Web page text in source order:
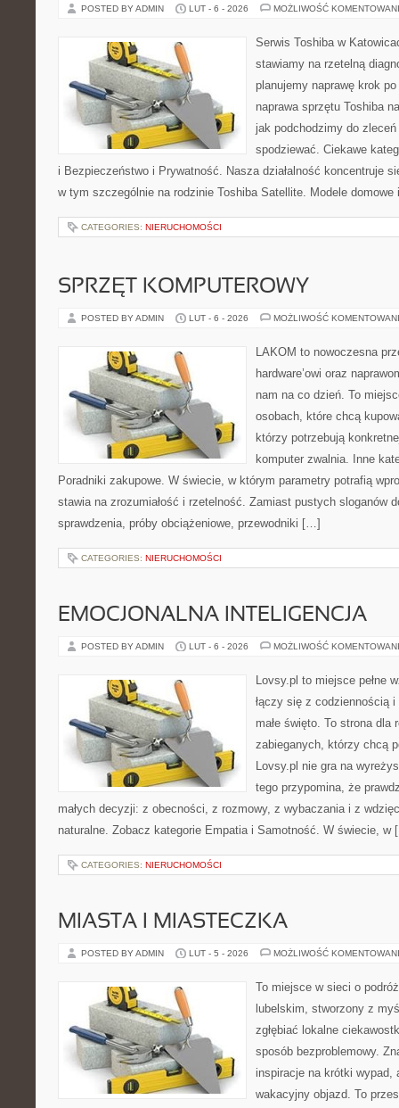
POSTED BY ADMIN LUT - 6 - 2026 MOŻLIWOŚĆ
Serwis Toshiba w
stawiamy na rzetelną
planujemy naprawę krok
naprawa sprzętu Toshiba
jak podchodzimy do
spodziewać. Ciekawe
i Bezpieczeństwo i Prywatność. Nasza działalność koncentruje
w tym szczególnie na rodzinie Toshiba Satellite. Modele
CATEGORIES: NIERUCHOMOŚCI
SPRZĘT KOMPUTEROWY
POSTED BY ADMIN LUT - 6 - 2026 MOŻLIWOŚĆ
LAKOM to nowoczesna
hardware’owi oraz
nam na co dzień. To
osobach, które chcą
którzy potrzebują
komputer zwalnia. Inne
Poradniki zakupowe. W świecie, w którym parametry potrafią
stawia na zrozumiałość i rzetelność. Zamiast pustych sloganów
sprawdzenia, próby obciążeniowe, przewodniki […]
CATEGORIES: NIERUCHOMOŚCI
EMOCJONALNA INTELIGENCJA
POSTED BY ADMIN LUT - 6 - 2026 MOŻLIWOŚĆ
Lovsy.pl to miejsce pełne
łączy się z codziennością
małe święto. To strona
zabieganych, którzy chcą
Lovsy.pl nie gra na
tego przypomina, że
małych decyzji: z obecności, z rozmowy, z wybaczania i z
naturalne. Zobacz kategorie Empatia i Samotność. W świecie, w
CATEGORIES: NIERUCHOMOŚCI
MIASTA I MIASTECZKA
POSTED BY ADMIN LUT - 5 - 2026 MOŻLIWOŚĆ
To miejsce w sieci o
lubelskim, stworzony z
zgłębiać lokalne
sposób bezproblemowy.
inspiracje na krótki wypad,
wakacyjny objazd. To